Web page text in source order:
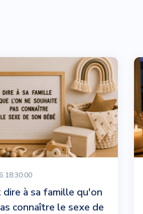
18:30:00
dire à sa famille qu'on
connaître le sexe de